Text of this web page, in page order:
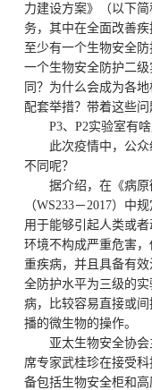
力建设方案》（以下
务，其中在全面改善
至少有一个生物安全
一个生物安全防护二
同？为什么会成为各
配套举措？带着这些
P3、P2实验室有啥
此次疫情中，公
不同呢？
据介绍，在《病原
（WS233－2017）中
用于能够引起人类或
环境不构成严重危害
重疾病，并且具备有
全防护水平为三级的
病，比较容易直接或
播的微生物的操作。
亚太生物安全协
席专家武桂珍在接受
备包括生物安全柜和